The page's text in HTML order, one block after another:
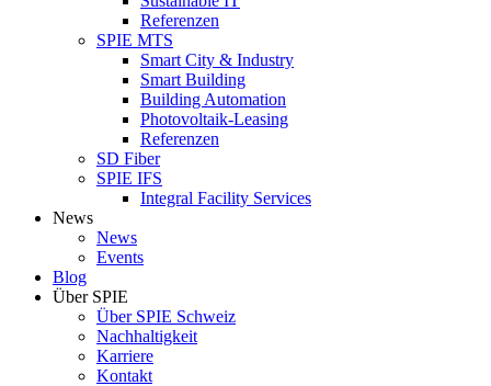
Referenzen
SPIE MTS
Smart City & Industry
Smart Building
Building Automation
Photovoltaik-Leasing
Referenzen
SD Fiber
SPIE IFS
Integral Facility Services
News
News
Events
Blog
Über SPIE
Über SPIE Schweiz
Nachhaltigkeit
Karriere
Kontakt